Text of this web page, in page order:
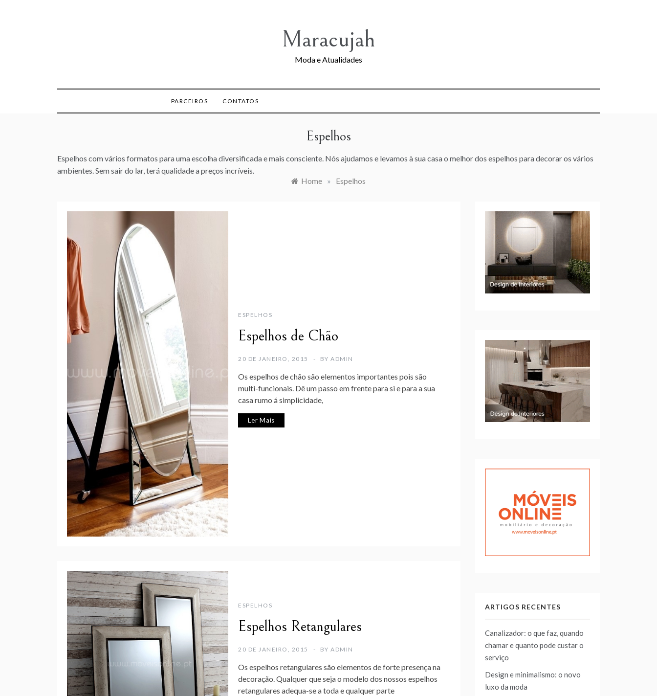
Maracujah
Moda e Atualidades
PARCEIROS CONTATOS
Espelhos
Espelhos com vários formatos para uma escolha diversificada e mais consciente. Nós ajudamos e levamos à sua casa o melhor dos espelhos para decorar os vários
ambientes. Sem sair do lar, terá qualidade a preços incríveis.
Home » Espelhos
ESPELHOS
Espelhos de Chão
20 DE JANEIRO, 2015 BY ADMIN
Os espelhos de chão são elementos importantes pois são
multi-funcionais. Dê um passo em frente para si e para a sua
casa rumo á simplicidade,
Ler Mais
ESPELHOS
Espelhos Retangulares
20 DE JANEIRO, 2015 BY ADMIN
Os espelhos retangulares são elementos de forte presença na
decoração. Qualquer que seja o modelo dos nossos espelhos
retangulares adequa-se a toda e qualquer parte
ARTIGOS RECENTES
Canalizador: o que faz, quando
chamar e quanto pode custar o
serviço
Design e minimalismo: o novo
luxo da moda